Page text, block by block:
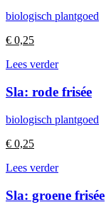
biologisch plantgoed
€ 0,25
Lees verder
Sla: rode frisée
biologisch plantgoed
€ 0,25
Lees verder
Sla: groene frisée